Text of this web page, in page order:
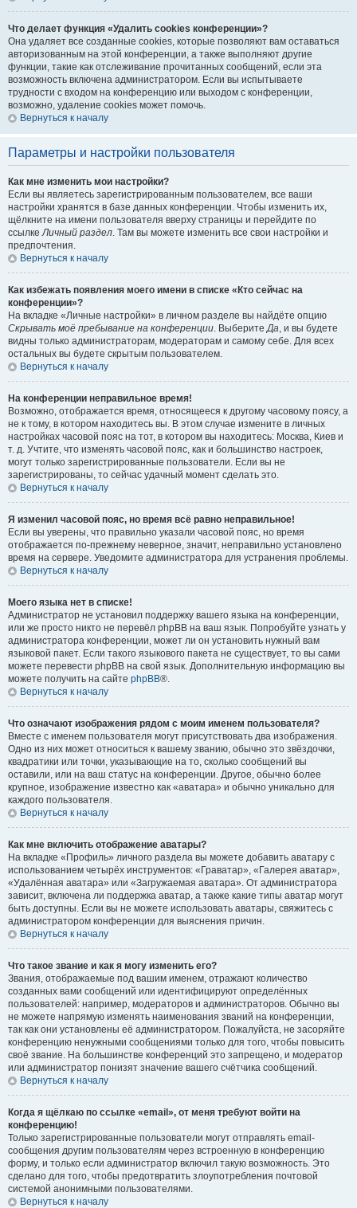
Что делает функция «Удалить cookies конференции»?
Она удаляет все созданные cookies, которые позволяют вам оставаться
авторизованным на этой конференции, а также выполняют другие
функции, такие как отслеживание прочитанных сообщений, если эта
возможность включена администратором. Если вы испытываете
трудности с входом на конференцию или выходом с конференции,
возможно, удаление cookies может помочь.
Вернуться к началу
Параметры и настройки пользователя
Как мне изменить мои настройки?
Если вы являетесь зарегистрированным пользователем, все ваши
настройки хранятся в базе данных конференции. Чтобы изменить их,
щёлкните на имени пользователя вверху страницы и перейдите по
ссылкеЛичный раздел. Там вы можете изменить все свои настройки и
предпочтения.
Вернуться к началу
Как избежать появления моего имени в списке «Кто сейчас на
конференции»?
На вкладке «Личные настройки» в личном разделе вы найдёте опцию
Скрывать моё пребывание на конференции. ВыберитеДа, и вы будете
видны только администраторам, модераторам и самому себе. Для всех
остальных вы будете скрытым пользователем.
Вернуться к началу
На конференции неправильное время!
Возможно, отображается время, относящееся к другому часовому поясу, а
не к тому, в котором находитесь вы. В этом случае измените в личных
настройках часовой пояс на тот, в котором вы находитесь: Москва, Киев и
т. д. Учтите, что изменять часовой пояс, как и большинство настроек,
могут только зарегистрированные пользователи. Если вы не
зарегистрированы, то сейчас удачный момент сделать это.
Вернуться к началу
Я изменил часовой пояс, но время всё равно неправильное!
Если вы уверены, что правильно указали часовой пояс, но время
отображается по-прежнему неверное, значит, неправильно установлено
время на сервере. Уведомите администратора для устранения проблемы.
Вернуться к началу
Моего языка нет в списке!
Администратор не установил поддержку вашего языка на конференции,
или же просто никто не перевёл phpBB на ваш язык. Попробуйте узнать у
администратора конференции, может ли он установить нужный вам
языковой пакет. Если такого языкового пакета не существует, то вы сами
можете перевести phpBB на свой язык. Дополнительную информацию вы
можете получить на сайте phpBB®.
Вернуться к началу
Что означают изображения рядом с моим именем пользователя?
Вместе с именем пользователя могут присутствовать два изображения.
Одно из них может относиться к вашему званию, обычно это звёздочки,
квадратики или точки, указывающие на то, сколько сообщений вы
оставили, или на ваш статус на конференции. Другое, обычно более
крупное, изображение известно как «аватара» и обычно уникально для
каждого пользователя.
Вернуться к началу
Как мне включить отображение аватары?
На вкладке «Профиль» личного раздела вы можете добавить аватару с
использованием четырёх инструментов: «Граватар», «Галерея аватар»,
«Удалённая аватара» или «Загружаемая аватара». От администратора
зависит, включена ли поддержка аватар, а также какие типы аватар могут
быть доступны. Если вы не можете использовать аватары, свяжитесь с
администратором конференции для выяснения причин.
Вернуться к началу
Что такое звание и как я могу изменить его?
Звания, отображаемые под вашим именем, отражают количество
созданных вами сообщений или идентифицируют определённых
пользователей: например, модераторов и администраторов. Обычно вы
не можете напрямую изменять наименования званий на конференции,
так как они установлены её администратором. Пожалуйста, не засоряйте
конференцию ненужными сообщениями только для того, чтобы повысить
своё звание. На большинстве конференций это запрещено, и модератор
или администратор понизят значение вашего счётчика сообщений.
Вернуться к началу
Когда я щёлкаю по ссылке «email», от меня требуют войти на
конференцию!
Только зарегистрированные пользователи могут отправлять email-
сообщения другим пользователям через встроенную в конференцию
форму, и только если администратор включил такую возможность. Это
сделано для того, чтобы предотвратить злоупотребления почтовой
системой анонимными пользователями.
Вернуться к началу